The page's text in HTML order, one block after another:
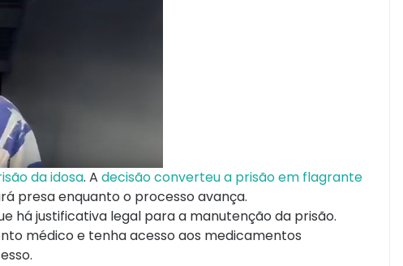
da idosa. A decisão converteu a prisão em flagrante
presa enquanto o processo avança.
há justificativa legal para a manutenção da prisão.
médico e tenha acesso aos medicamentos